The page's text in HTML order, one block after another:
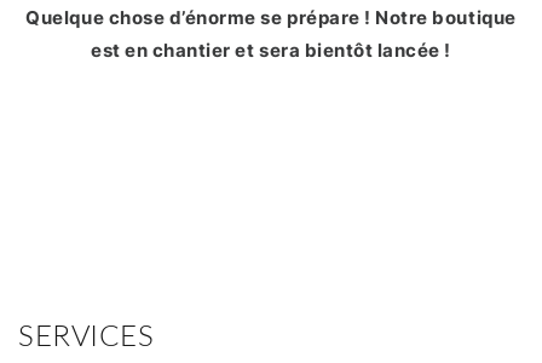
Quelque chose d’énorme se prépare ! Notre boutique
est en chantier et sera bientôt lancée !
SERVICES